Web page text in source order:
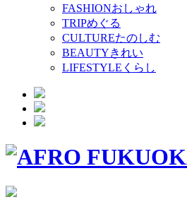
FASHIONおしゃれ
TRIPめぐる
CULTUREたのしむ
BEAUTYきれい
LIFESTYLE くらし